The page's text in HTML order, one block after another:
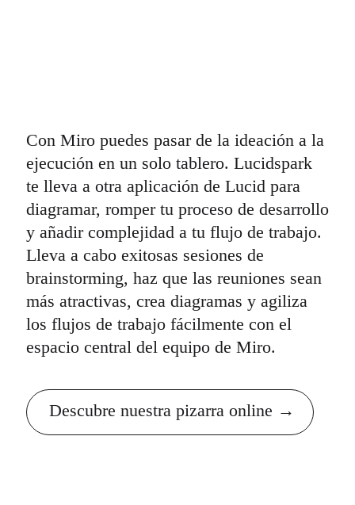
Con Miro puedes pasar de la ideación a la
ejecución en un solo tablero. Lucidspark
te lleva a otra aplicación de Lucid para
diagramar, romper tu proceso de desarrollo
y añadir complejidad a tu flujo de trabajo.
Lleva a cabo exitosas sesiones de
brainstorming, haz que las reuniones sean
más atractivas, crea diagramas y agiliza
los flujos de trabajo fácilmente con el
espacio central del equipo de Miro.
Descubre nuestra pizarra online